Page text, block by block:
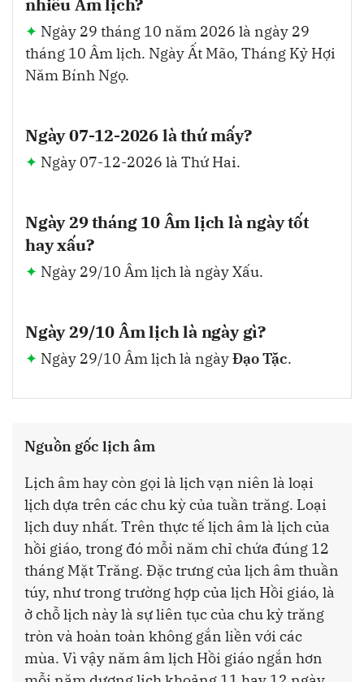
nhiêu Âm lịch?
Ngày 29 tháng 10 năm 2026 là ngày 29
tháng 10 Âm lịch. Ngày Ất Mão, Tháng Kỷ Hợi
Năm Bính Ngọ.
Ngày 07-12-2026 là thứ mấy?
Ngày 07-12-2026 là Thứ Hai.
Ngày 29 tháng 10 Âm lịch là ngày tốt
hay xấu?
Ngày 29/10 Âm lịch là ngày Xấu.
Ngày 29/10 Âm lịch là ngày gì?
Ngày 29/10 Âm lịch là ngàyĐạo Tặc.
Nguồn gốc lịch âm
Lịch âm hay còn gọi là lịch vạn niên là loại
lịch dựa trên các chu kỳ của tuần trăng. Loại
lịch duy nhất. Trên thực tế lịch âm là lịch của
hồi giáo, trong đó mỗi năm chỉ chứa đúng 12
tháng Mặt Trăng. Đặc trưng của lịch âm thuần
túy, như trong trường hợp của lịch Hồi giáo, là
ở chỗ lịch này là sự liên tục của chu kỳ trăng
tròn và hoàn toàn không gắn liền với các
mùa. Vì vậy năm âm lịch Hồi giáo ngắn hơn